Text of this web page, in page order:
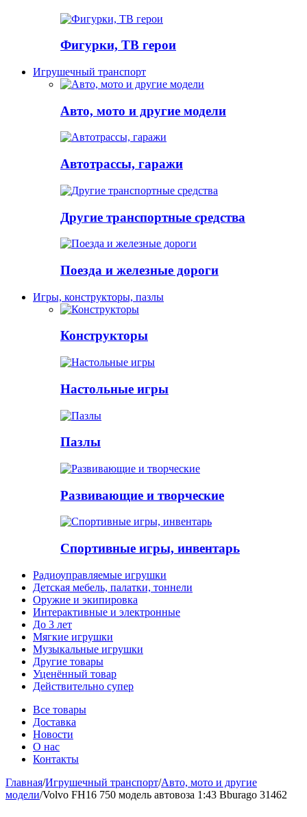
Фигурки, ТВ герои
Игрушечный транспорт
Авто, мото и другие модели
Автотрассы, гаражи
Другие транспортные средства
Поезда и железные дороги
Игры, конструкторы, пазлы
Конструкторы
Настольные игры
Пазлы
Развивающие и творческие
Спортивные игры, инвентарь
Радиоуправляемые игрушки
Детская мебель, палатки, тоннели
Оружие и экипировка
Интерактивные и электронные
До 3 лет
Мягкие игрушки
Музыкальные игрушки
Другие товары
Уценённый товар
Действительно супер
Все товары
Доставка
Новости
О нас
Контакты
Главная/Игрушечный транспорт/Авто, мото и другие
модели/Volvo FH16 750 модель автовоза 1:43 Bburago 31462